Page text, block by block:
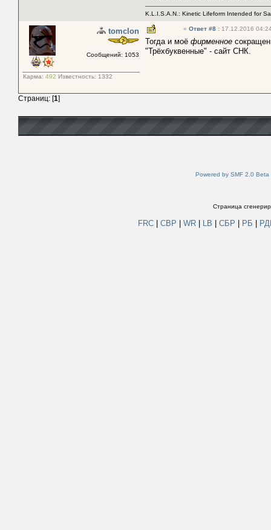
K.L.I.S.A.N.: Kinetic Lifeform Intended for
tomclon
Сообщений: 1053
Карма: 492 Известность: 1332
« Ответ #8 : 17.12.2016
Тогда и моё фирменное
"Трёхбуквенные" - сайт СНК.
Страниц: [1]
Powered by SMF 2.0 Beta
Страница
FRC СВР WR LB СБР РБ